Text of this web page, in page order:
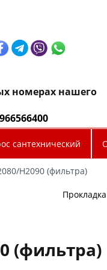
номерах нашего
сантехнический
H2090 (фильтра)
(фильтра)